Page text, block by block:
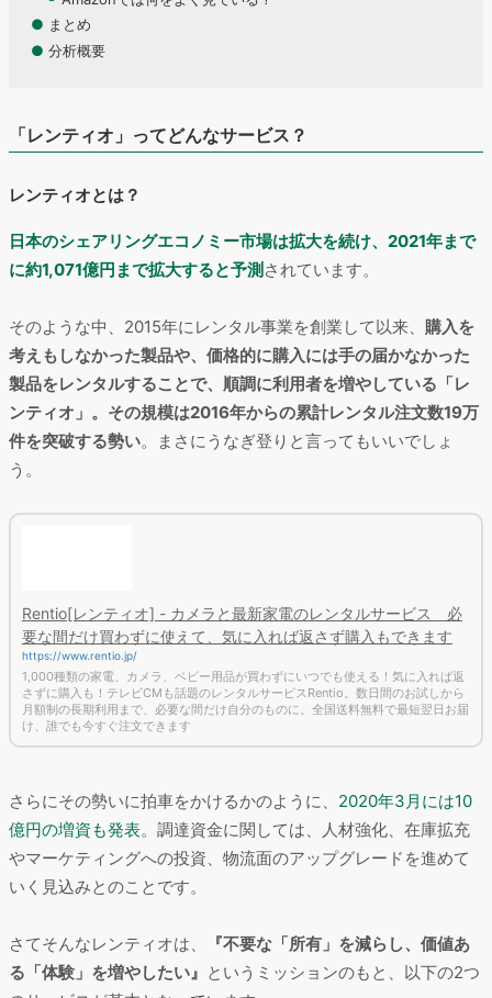
● まとめ
● 分析概要
「レンティオ」ってどんなサービス？
レンティオとは？
日本のシェアリングエコノミー市場は拡大を続け、2021年まで
に約1,071億円まで拡大すると予測 されています。
そのような中、2015年にレンタル事業を創業して以来、 購入を
考えもしなかった製品や、価格的に購入には手の届かなかった
製品をレンタルすることで、順調に利用者を増やしている「レ
ンティオ」。その規模は2016年からの累計レンタル注文数19万
件を突破する勢い。まさにうなぎ登りと言ってもいいでしょ
う。
Rentio[レンティオ] - カメラと最新家電のレンタルサービス 必
要な間だけ買わずに使えて、気に入れば返さず購入もできます
https://www.rentio.jp/
1,000種類の家電、カメラ、ベビー用品が買わずにいつでも使える！気に入れば返
さずに購入も！テレビCMも話題のレンタルサービスRentio。数日間のお試しから
月額制の長期利用まで、必要な間だけ自分のものに。全国送料無料で最短翌日お届
け、誰でも今すぐ注文できます
さらにその勢いに拍車をかけるかのように、 2020年3月には10
億円の増資も発表。調達資金に関しては、人材強化、在庫拡充
やマーケティングへの投資、物流面のアップグレードを進めて
いく見込みとのことです。
さてそんなレンティオは、
『不要な「所有」を減らし、価値あ
る「体験」を増やしたい』 というミッションのもと、以下の2つ